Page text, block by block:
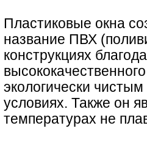
Пластиковые окна
название ПВХ
конструкциях
экологически
условиях. Также он
температурах не